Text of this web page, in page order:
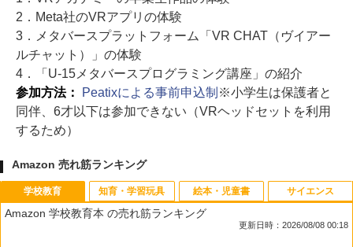
2．Meta社のVRアプリの体験
3．メタバースプラットフォーム「VR CHAT（ヴイアー
ルチャット）」の体験
4．「U-15メタバースプログラミング講座」の紹介
参加方法：
Peatixによる事前申込制 ※小学生は保護者と
同伴、6才以下は参加できない（VRヘッドセットを利用
するため）
Amazon 売れ筋ランキング
学校教育
Amazon 学校教育本 の売れ筋ランキング
更新日時：2026/08/08 00:18
知育・学習玩具 絵本・児童書 サイエンス